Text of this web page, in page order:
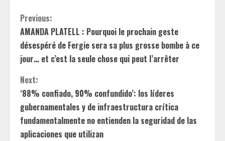
C
o
n
t
i
n
Previous:
AMANDA PLATELL : Pourquoi le prochain geste
désespéré de Fergie sera sa plus grosse bombe à ce
jour… et c’est la seule chose qui peut l’arrêter
Next:
‘88% confiado, 90% confundido’: los líderes
gubernamentales y de infraestructura crítica
fundamentalmente no entienden la seguridad de las
aplicaciones que utilizan